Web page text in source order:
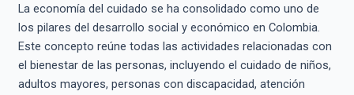
La economía del cuidado se ha consolidado como uno de
los pilares del desarrollo social y económico en Colombia.
Este concepto reúne todas las actividades relacionadas con
el bienestar de las personas, incluyendo el cuidado de niños,
adultos mayores, personas con discapacidad, atención